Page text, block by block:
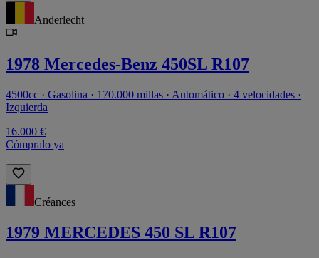
Anderlecht
1978 Mercedes-Benz 450SL R107
4500cc · Gasolina · 170.000 millas · Automático · 4 velocidades ·
Izquierda
16.000 €
Cómpralo ya
Créances
1979 MERCEDES 450 SL R107